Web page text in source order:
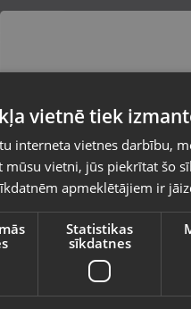
Zelts Gredzens
Stāvoklis
162.00
No 7.36€/mēn.
valsti
Vietnes saturs
Valsts
Valoda
vietnē tiek
interneta vietnes darbību,
vietni, jūs piekrītat šo
apmeklētājiem ir
Statistikas
sīkdatnes